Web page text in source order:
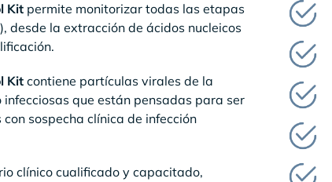
Kitpermite monitorizar todas las etapas
desde la extracción de ácidos nucleicos
Kitcontiene partículas virales de la
que están pensadas para ser
sospecha clínica de infección
clínico cualificado y capacitado,